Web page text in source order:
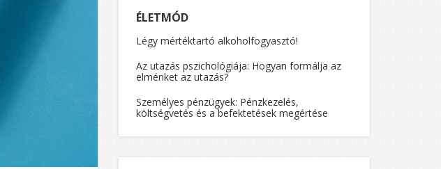
ÉLETMÓD
Légy mértéktartó alkoholfogyasztó!
Az utazás pszichológiája: Hogyan formálja az
elménket az utazás?
Személyes pénzügyek: Pénzkezelés,
költségvetés és a befektetések megértése